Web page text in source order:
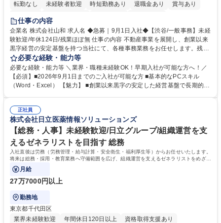
転勤なし
未経験者歓迎 時短勤務あり 退職金あり
賞与あり
育休あり
完全週休2日制
仕事の内容
企業名 株式会社山和 求人名 ◆急募｜9月1日入社◆【渋谷/一般事務】未経
験歓迎/年休124日/残業ほぼ無 仕事の内容 不動産事業を展開し、創業以来
黒字経営の安定基盤を持つ当社にて、各種事務業務をお任せします。残業
がほぼ発生せず、連続した日程の有給取得が可能なため、WLBを整えたい
方にお勧めの環境です！ 入社後はOJTを通じて丁寧に研修を行いますの
で、事務未経験の方でも安心して臨むことができます。 【業務詳細】■電
話・来客対応 ■物件の鍵や社内の備品管理 ■データ入力や書類作成 ■契約
必要な経験・能力等
必要な経験・能力等 ＼業界・職種未経験OK！早期入社が可能な方へ！／
【必須】■2026年9月1日までのご入社が可能な方 ■基本的なPCスキル
（Word・Excel） 【魅力】 ■創業以来黒字の安定した経営基盤で長期的に
のOJTで業務を習得可能、未経験でもしっかりサポート 学歴・資格 学
歴：大学院 大学 高専 短大 語学力： 資格：
正社員
株式会社日立医薬情報ソリューションズ
【総務・人事】未経験歓迎/日立グループ/組織運営を支
えるゼネラリストを目指す 総務
入社直後は労務（労務管理・給与計算・安全衛生・福利厚生等）からお任せいたします。
将来は総務・採用・教育業務へ守備範囲を広げ、組織運営を支えるゼネラリストをめざせ
ます。
月給
27万7000円以上
勤務地
東京都千代田区
業界未経験歓迎
年間休日120日以上
資格取得支援あり